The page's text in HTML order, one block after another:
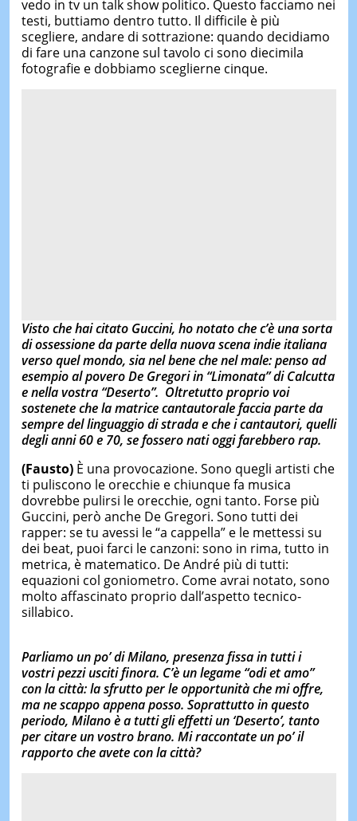
vedo in tv un talk show politico. Questo facciamo nei
testi, buttiamo dentro tutto. Il difficile è più
scegliere, andare di sottrazione: quando decidiamo
di fare una canzone sul tavolo ci sono diecimila
fotografie e dobbiamo sceglierne cinque.
Visto che hai citato Guccini, ho notato che c’è una sorta
di ossessione da parte della nuova scena indie italiana
verso quel mondo, sia nel bene che nel male: penso ad
esempio al povero De Gregori in “Limonata” di Calcutta
e nella vostra “Deserto”. Oltretutto proprio voi
sostenete che la matrice cantautorale faccia parte da
sempre del linguaggio di strada e che i cantautori, quelli
degli anni 60 e 70, se fossero nati oggi farebbero rap.
(Fausto)È una provocazione. Sono quegli artisti che
ti puliscono le orecchie e chiunque fa musica
dovrebbe pulirsi le orecchie, ogni tanto. Forse più
Guccini, però anche De Gregori. Sono tutti dei
rapper: se tu avessi le “a cappella” e le mettessi su
dei beat, puoi farci le canzoni: sono in rima, tutto in
metrica, è matematico. De André più di tutti:
equazioni col goniometro. Come avrai notato, sono
molto affascinato proprio dall’aspetto tecnico-
sillabico.
Parliamo un po’ di Milano, presenza fissa in tutti i
vostri pezzi usciti finora. C’è un legame “odi et amo”
con la città: la sfrutto per le opportunità che mi offre,
ma ne scappo appena posso. Soprattutto in questo
periodo, Milano è a tutti gli effetti un ‘Deserto’, tanto
per citare un vostro brano. Mi raccontate un po’ il
rapporto che avete con la città?